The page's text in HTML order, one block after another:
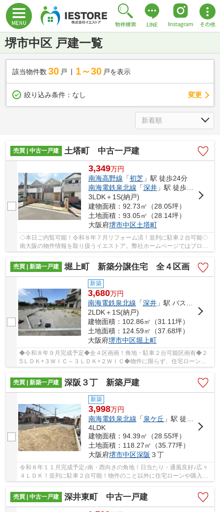
堺市中区 戸建一覧
該当物件数 30 戸 1～30 戸を表示
絞り込み条件： なし 変更
売買 | 中古一戸建 土塔町 中古一戸建
3,349万円
南海高野線 「初芝」駅 徒歩24分
南海電鉄泉北線 「深井」駅 徒歩27分
3LDK＋1S(納戸)
建物面積：92.73㎡（28.05坪）
土地面積：93.05㎡（28.14坪）
大阪府堺市中区土塔町
◇本日ご内覧可能！令和８年７月リフォーム済！並列に駐車２台可能◇
南大阪の物件情報を取り扱うイエストア。弊社ホームページではブログ
や会員限定の物件情報など毎日更新中です！！
売買 | 新築一戸建
堀上町 新築分譲住宅 全４区画
新築
3,680万円
南海電鉄泉北線 「深井」駅 バス3分 「八田荘団地」 停歩5分
2LDK＋1S(納戸)
建物面積：102.86㎡（31.11坪）
土地面積：124.59㎡（37.68坪）
大阪府堺市中区堀上町
◆令和８年９月完成予定◆全４区画画！角地・駐車２台可能区画有◆２
SＬＤＫ+３ＷＩＣ～３ＬＤＫ+２ＷＩＣ◆物件に限らず、住宅ローンな
売買 | 新築一戸建
深阪３丁 新築戸建
新築
3,998万円
南海電鉄泉北線 「泉ケ丘 」駅 徒歩24分
4LDK
建物面積：94.39㎡（28.55坪）
土地面積：118.27㎡（35.77坪）
大阪府堺市中区深阪 ３丁
令和８年１１月完成予定♪南・西向きの角地！日当たり・通風良好♪広々
４ＬＤＫ！並列に駐車２台可能！物件のこと以外に住宅ローンや購入の
売買 | 中古一戸建
深井東町 中古一戸建